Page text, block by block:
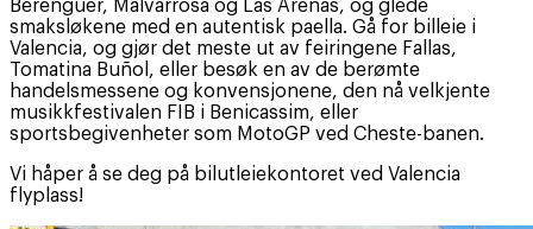
Berenguer, Malvarrosa og Las Arenas, og glede
smaksløkene med en autentisk paella. Gå for billeie i
Valencia, og gjør det meste ut av feiringene Fallas,
Tomatina Buñol, eller besøk en av de berømte
handelsmessene og konvensjonene, den nå velkjente
musikkfestivalen FIB i Benicassim, eller
sportsbegivenheter som MotoGP ved Cheste-banen.
Vi håper å se deg på bilutleiekontoret ved Valencia
flyplass!